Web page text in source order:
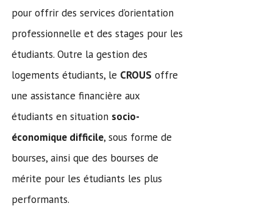
pour offrir des services d’orientation
professionnelle et des stages pour les
étudiants. Outre la gestion des
logements étudiants, le CROUS offre
une assistance financière aux
étudiants en situation socio-
économique difficile, sous forme de
bourses, ainsi que des bourses de
mérite pour les étudiants les plus
performants.